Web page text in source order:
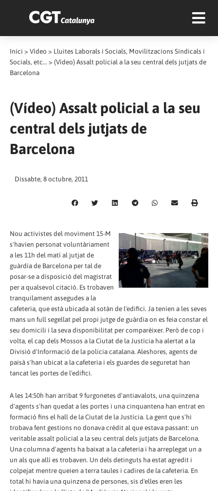
Inici > Vídeo > Lluites Laborals i Socials, Movilitzacions Sindicals i
Socials, etc... > (Vídeo) Assalt policial a la seu central dels jutjats de
Barcelona
(Vídeo) Assalt policial a la seu
central dels jutjats de
Barcelona
Dissabte, 8 octubre, 2011
Nou activistes del moviment 15-M
s'havien personat voluntàriament
a les 11h del matí al jutjat de
guàrdia de Barcelona per tal de
posar-se a disposició del magistrat
per a qualsevol citació. Es trobaven
tranquilament assegudes a la
cafeteria, que està ubicada al sotàn de l'edifici. Ja tenien a les seves
mans un full segellat pel propi jutge de guàrdia on es feia constar el
seu domicili i la seva disponibilitat per comparèixer. Però de cop i
volta, el cap dels Mossos a la Ciutat de la Justícia ha alertat a la
Divisió d'Informació de la policia catalana. Aleshores, agents de
paisà s'han ubicat a la cafeteria i els guardes de seguretat han
tancat les portes de l'edifici.
A les 14:50h han arribat 9 furgonetes d'antiavalots, una quinzena
d'agents s'han quedat a les portes i una cinquantena han entrat en
formació fins el hall de la Ciutat de la Justícia. La gent que s'hi
trobava fent gestions no donava crèdit al que estava passant: un
veritable assalt policial a la seu central dels jutjats de Barcelona.
Una columna d'agents ha baixat a la cafeteria i ha arreplegat un a
un als que allí es trobaven. Un dels detinguts ha estat agredit i
colpejat mentre queien a terra taules i cadires de la cafeteria. En
total hi havia una quinzena de persones, sis d'elles eren les